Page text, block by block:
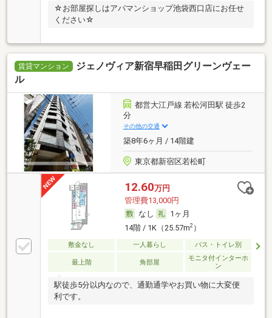
☆お部屋探しはアパマンショップ池袋西口店にお任せ
ください☆
賃貸マンション
ジェノヴィア新宿早稲田グリーンヴェー
ル
都営大江戸線 若松河田駅 徒歩2
分
その他の交通
築8年6ヶ月 / 14階建
東京都新宿区若松町
12.60万円
管理費13,000円
なし
1ヶ月
14階 / 1K（25.57m2）
敷金なし 一人暮らし バス・トイレ別
最上階 角部屋
モニタ付インターホ
ン
駅徒歩5分以内なので、通勤通学やお買い物に大変便
利です。